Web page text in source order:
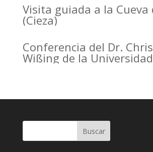
Visita guiada a la Cueva
(Cieza)
Conferencia del Dr.
Wißing de la
versus early modern
pattern Buscar